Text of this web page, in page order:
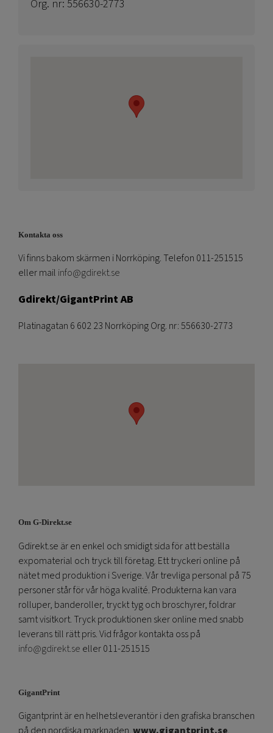
Org. nr: 556630-2773
Kontakta oss
Vi finns bakom skärmen i Norrköping. Telefon 011-251515
eller mail info@gdirekt.se
Gdirekt/GigantPrint AB
Platinagatan 6 602 23 Norrköping Org. nr: 556630-2773
Om G-Direkt.se
Gdirekt.se är en enkel och smidigt sida för att beställa
expomaterial och tryck till företag. Ett tryckeri online på
nätet med produktion i Sverige. Vår trevliga personal på 75
personer står för vår höga kvalité. Produkterna kan vara
rolluper, banderoller, tryckt tyg och broschyrer, foldrar
samt visitkort. Tryck produktionen sker online med snabb
leverans till rätt pris. Vid frågor kontakta oss på
info@gdirekt.se eller 011-251515
GigantPrint
Gigantprint är en helhetsleverantör i den grafiska branschen